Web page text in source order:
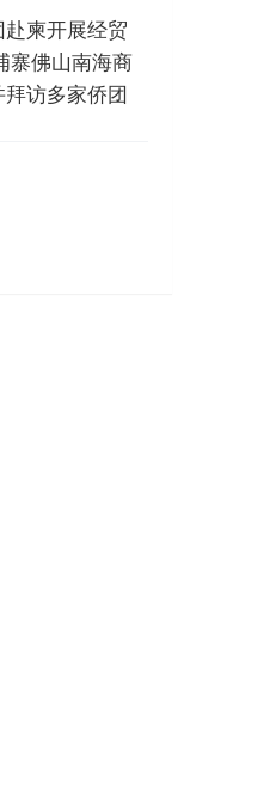
柬开展经贸
寨佛山南海商
访多家侨团